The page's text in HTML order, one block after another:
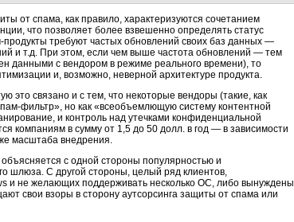
от спама, как правило, характеризуются сочетанием
что позволяет более взвешенно определять статус
требуют частых обновлений своих баз данных —
и т.д. При этом, если чем выше частота обновлений — тем
данными с вендором в режиме реального времени), то
и, возможно, неверной архитектуре продукта.
это связано и с тем, что некоторые вендоры (такие, как
фильтр», но как «всеобъемлющую систему контентной
и контроль над утечками конфиденциальной
компаниям в сумму от 1,5 до 50 долл. в год — в зависимости
масштаба внедрения.
с одной стороны популярностью и
шлюза. С другой стороны, целый ряд клиентов,
и не желающих поддерживать несколько ОС, либо вынуждены
свои взоры в сторону аутсорсинга защиты от спама или